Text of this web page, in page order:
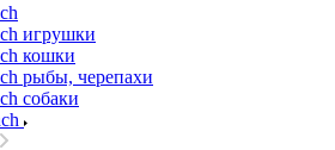
игрушки
кошки
рыбы, черепахи
собаки